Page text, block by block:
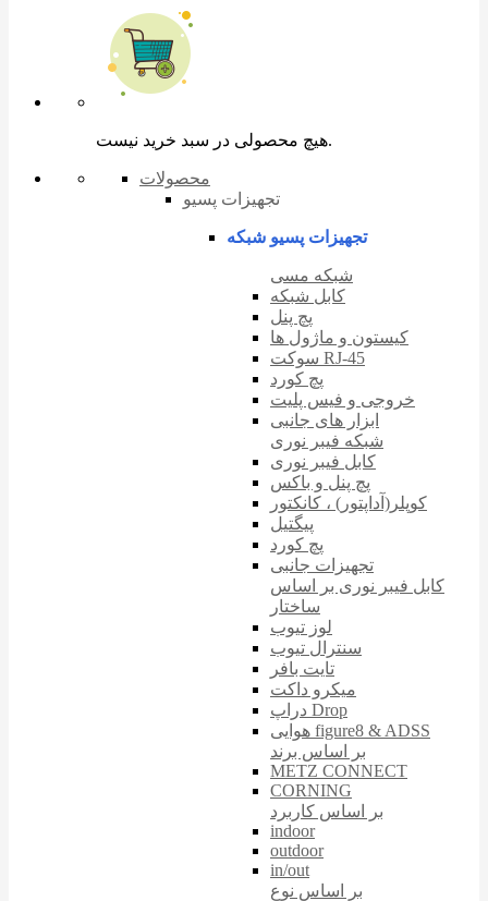
هیچ محصولی در سبد خرید نیست.
محصولات
تجهیزات پسیو
تجهیزات پسیو شبکه
شبکه مسی
کابل شبکه
پچ پنل
کیستون و ماژول ها
سوکت RJ-45
پچ کورد
خروجی و فیس پلیت
ابزار های جانبی
شبکه فیبر نوری
کابل فیبر نوری
پچ پنل و باکس
کوپلر(آداپتور) ، کانکتور
پیگتیل
پچ کورد
تجهیزات جانبی
کابل فیبر نوری بر اساس
ساختار
لوز تیوب
سنترال تیوب
تایت بافر
میکرو داکت
دراپ Drop
هوایی figure8 & ADSS
بر اساس برند
METZ CONNECT
CORNING
بر اساس کاربرد
indoor
outdoor
in/out
بر اساس نوع